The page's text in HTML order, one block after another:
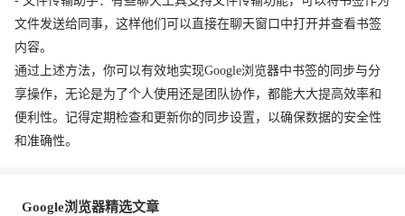
文件发送给同事，这样他们可以直接在聊天窗口中打开并查看书签
内容。
通过上述方法，你可以有效地实现Google浏览器中书签的同步与分
享操作，无论是为了个人使用还是团队协作，都能大大提高效率和
便利性。记得定期检查和更新你的同步设置，以确保数据的安全性
和准确性。
Google浏览器精选文章